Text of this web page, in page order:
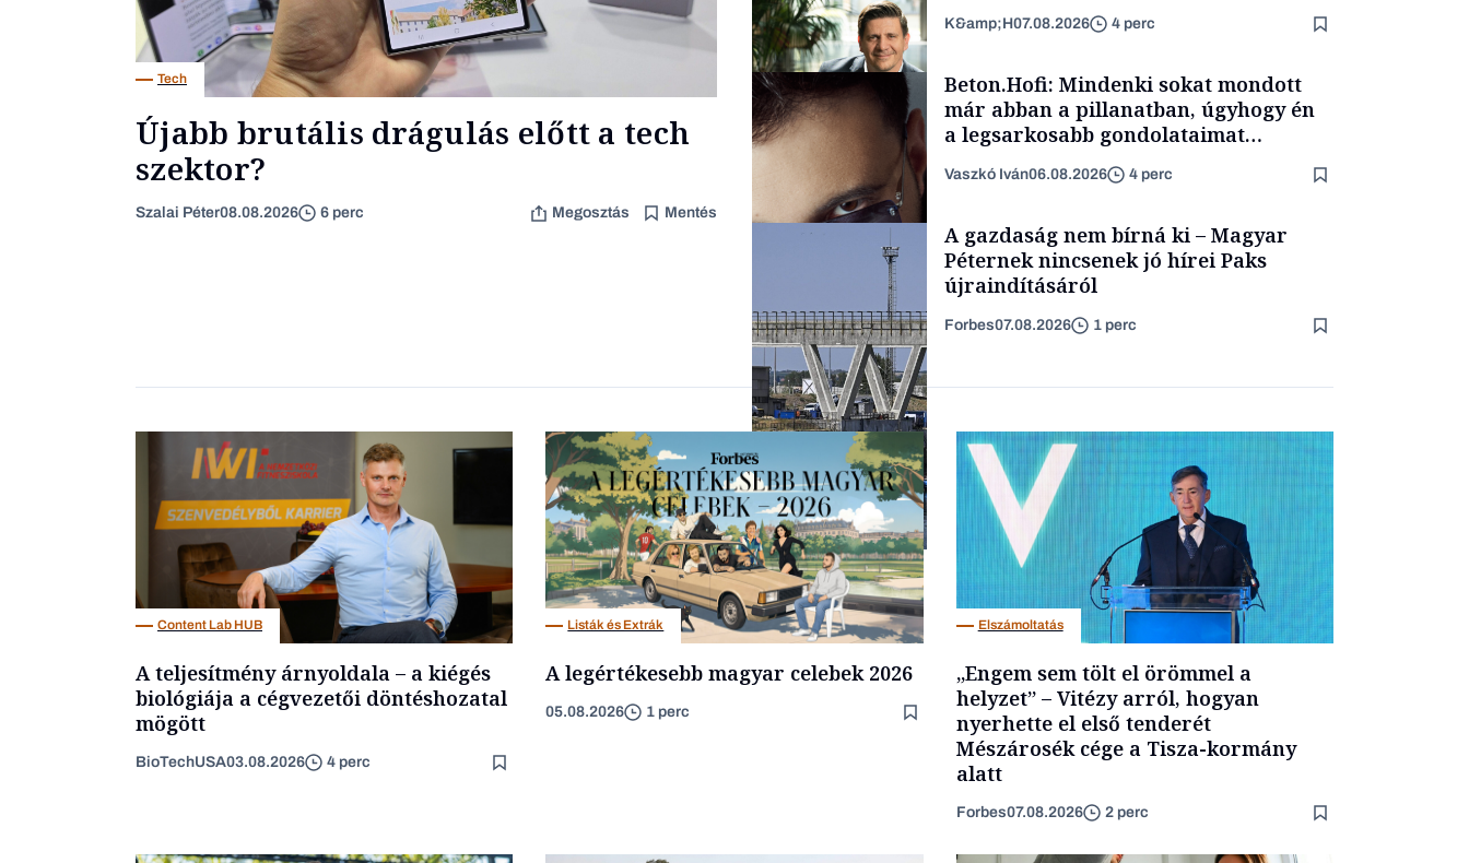
Tech
Újabb brutális drágulás előtt a tech
szektor?
Szalai Péter08.08.2026 6 perc Megosztás Mentés
Családi vállalkozások
TÁMOGATÓI
TARTALOM
K&amp;H07.08.2026 4 perc
Forbes-sztori
Beton.Hofi: Mindenki sokat mondott
már abban a pillanatban, úgyhogy én
a legsarkosabb gondolataimat
Vaszkó Iván06.08.2026 4 perc
Energia
A gazdaság nem bírná ki – Magyar
Péternek nincsenek jó hírei Paks
újraindításáról
Forbes07.08.2026 1 perc
Content Lab HUB
A teljesítmény árnyoldala – a kiégés
biológiája a cégvezetői döntéshozatal
mögött
BioTechUSA03.08.2026 4 perc
Listák és Extrák
A legértékesebb magyar celebek 2026
05.08.2026 1 perc
Elszámoltatás
„Engem sem tölt el örömmel a
helyzet” – Vitézy arról, hogyan
nyerhette el első tenderét
Mészárosék cége a Tisza-kormány
alatt
Forbes07.08.2026 2 perc